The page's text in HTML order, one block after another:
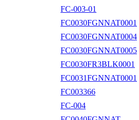
FC-003-01
FC0030FGNNAT0001
FC0030FGNNAT0004
FC0030FGNNAT0005
FC0030FR3BLK0001
FC0031FGNNAT0001
FC003366
FC-004